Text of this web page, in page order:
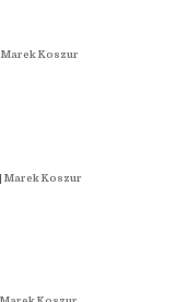
Marek Koszur
| Marek Koszur